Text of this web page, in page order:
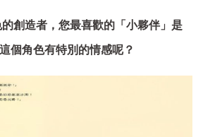
創造者，您最喜歡的「小夥伴」是
個角色有特別的情感呢？